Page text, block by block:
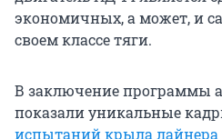
экономичных, а может, и
своем классе тяги.
В заключение программы
показали уникальные
испытаний крыла лайнера